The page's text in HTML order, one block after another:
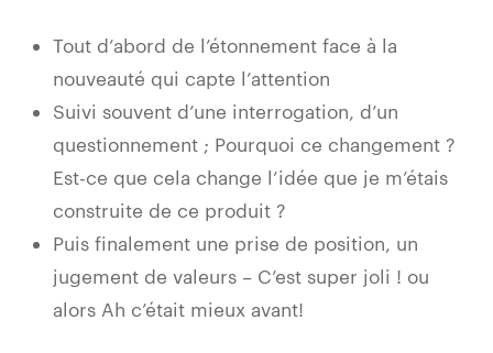
Tout d’abord de l’étonnement face à la
nouveauté qui capte l’attention
Suivi souvent d’une interrogation, d’un
questionnement ; Pourquoi ce changement ?
Est-ce que cela change l’idée que je m’étais
construite de ce produit ?
Puis finalement une prise de position, un
jugement de valeurs – C’est super joli ! ou
alors Ah c’était mieux avant!